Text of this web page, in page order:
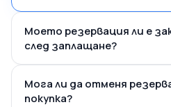
Моето резервация ли е
след заплащане?
Мога ли да отменя
покупка?